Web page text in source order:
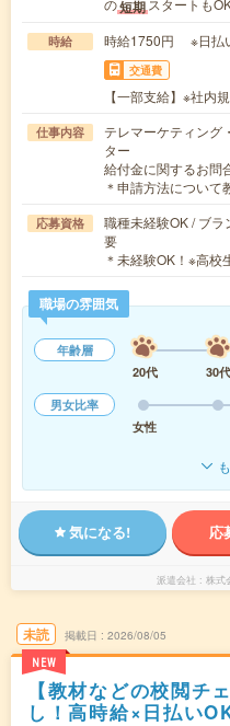
の短期スタートも
時給 時給1750円 ※日払
交通費
【一部支給】※社内
仕事内容
テレマーケティング
ター
給付金に関するお問
＊申請方法につい
応募資格
職種未経験OK / ブラ
要
＊未経験OK！※高校
職場の雰囲気
年齢層
20代
30代
男女比率
女性
気になる! 応
派遣会社 株式
未読
NEW
掲載日 2026/08/05
【教材などの校閲チ
し！高時給×日払い